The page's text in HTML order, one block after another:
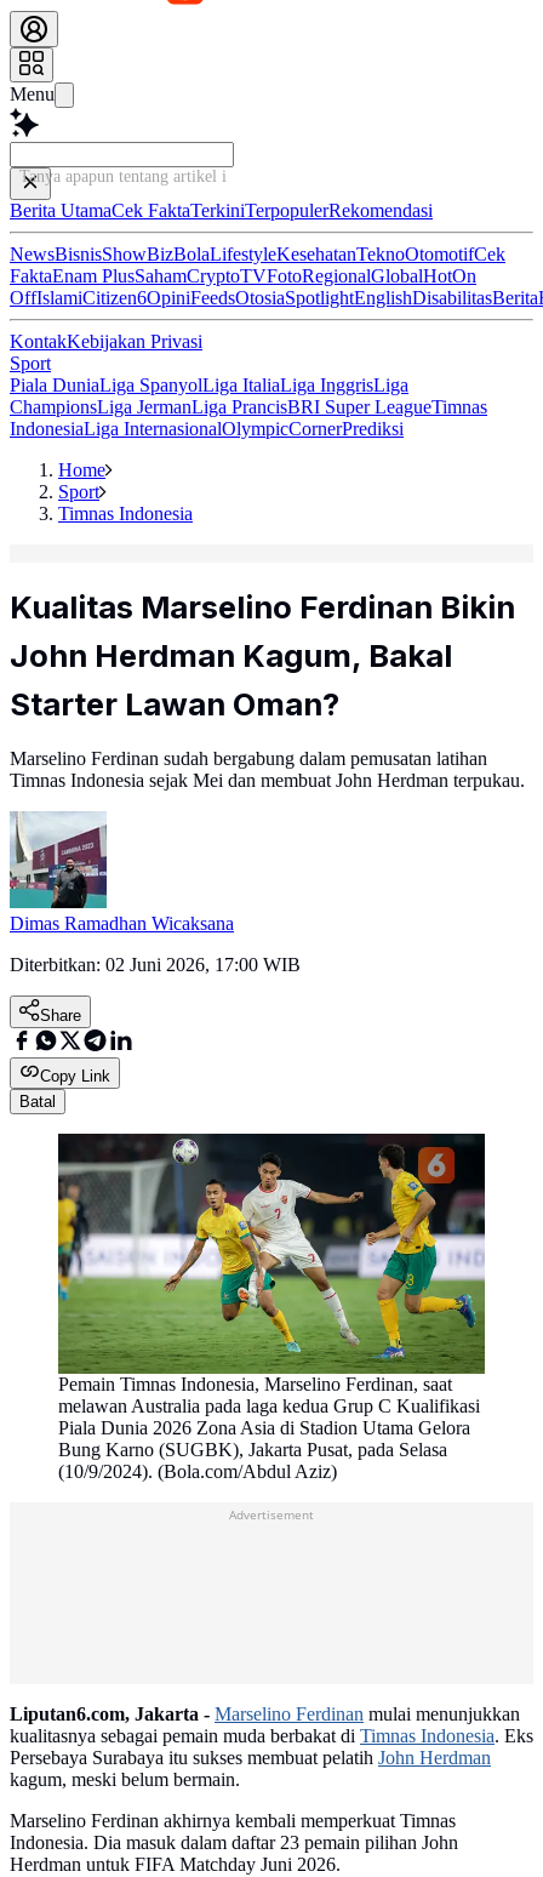
Menu
Tanya apapun tentang artikel ini...
Berita UtamaCek FaktaTerkiniTerpopulerRekomendasi
NewsBisnisShowBizBolaLifestyleKesehatanTeknoOtomotifCek
FaktaEnam PlusSahamCryptoTVFotoRegionalGlobalHotOn
OffIslamiCitizen6OpiniFeedsOtosiaSpotlightEnglishDisabilitasBerita
KontakKebijakan Privasi
Sport
Piala DuniaLiga SpanyolLiga ItaliaLiga InggrisLiga
ChampionsLiga JermanLiga PrancisBRI Super LeagueTimnas
IndonesiaLiga InternasionalOlympicCornerPrediksi
Home
Sport
Timnas Indonesia
Kualitas Marselino Ferdinan Bikin
John Herdman Kagum, Bakal
Starter Lawan Oman?
Marselino Ferdinan sudah bergabung dalam pemusatan latihan
Timnas Indonesia sejak Mei dan membuat John Herdman terpukau.
Dimas Ramadhan Wicaksana
Diterbitkan: 02 Juni 2026, 17:00 WIB
Share
Copy Link
Batal
Pemain Timnas Indonesia, Marselino Ferdinan, saat
melawan Australia pada laga kedua Grup C Kualifikasi
Piala Dunia 2026 Zona Asia di Stadion Utama Gelora
Bung Karno (SUGBK), Jakarta Pusat, pada Selasa
(10/9/2024). (Bola.com/Abdul Aziz)
Advertisement
Liputan6.com, Jakarta - Marselino Ferdinan mulai menunjukkan
kualitasnya sebagai pemain muda berbakat di Timnas Indonesia. Eks
Persebaya Surabaya itu sukses membuat pelatih John Herdman
kagum, meski belum bermain.
Marselino Ferdinan akhirnya kembali memperkuat Timnas
Indonesia. Dia masuk dalam daftar 23 pemain pilihan John
Herdman untuk FIFA Matchday Juni 2026.